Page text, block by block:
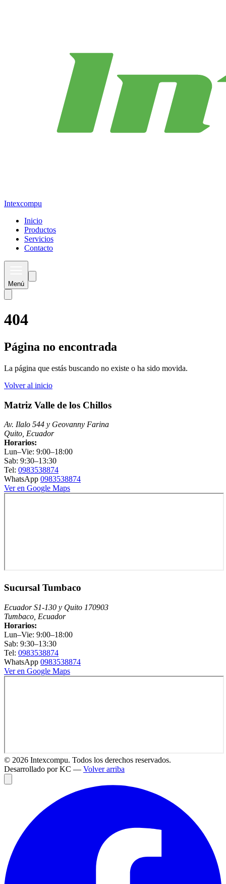
Intexcompu
Inicio
Productos
Servicios
Contacto
Menú
404
Página no encontrada
La página que estás buscando no existe o ha sido movida.
Volver al inicio
Matriz Valle de los Chillos
Av. Ilalo 544 y Geovanny Farina
Quito, Ecuador
Horarios:
Lun–Vie: 9:00–18:00
Sab: 9:30–13:30
Tel: 0983538874
WhatsApp 0983538874
Ver en Google Maps
Sucursal Tumbaco
Ecuador S1-130 y Quito 170903
Tumbaco, Ecuador
Horarios:
Lun–Vie: 9:00–18:00
Sab: 9:30–13:30
Tel: 0983538874
WhatsApp 0983538874
Ver en Google Maps
© 2026 Intexcompu. Todos los derechos reservados.
Desarrollado por KC — Volver arriba